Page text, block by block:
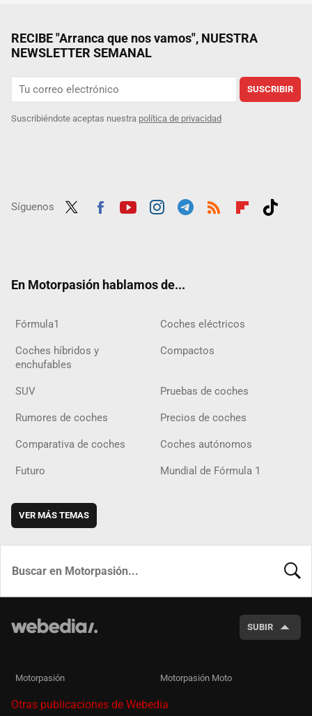
RECIBE "Arranca que nos vamos", NUESTRA
NEWSLETTER SEMANAL
SUSCRIBIR
Suscribiéndote aceptas nuestra política de privacidad
Síguenos
En Motorpasión hablamos de...
Fórmula1 Coches eléctricos
Coches híbridos y
enchufables
Compactos
SUV Pruebas de coches
Rumores de coches Precios de coches
Comparativa de coches Coches autónomos
Futuro Mundial de Fórmula 1
VER MÁS TEMAS
SUBIR
Motorpasión Motorpasión Moto
Otras publicaciones de Webedia